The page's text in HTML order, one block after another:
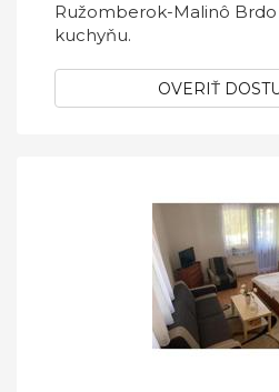
Ružomberok-Malinô
kuchyňu.
OVERIŤ